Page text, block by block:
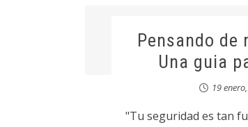
Pensando
Una guia
19
"Tu seguridad es tan